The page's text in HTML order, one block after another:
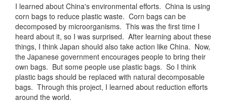
I learned about China's environmental efforts. China is using
corn bags to reduce plastic waste. Corn bags can be
decomposed by microorganisms. This was the first time I
heard about it, so I was surprised. After learning about these
things, I think Japan should also take action like China. Now,
the Japanese government encourages people to bring their
own bags. But some people use plastic bags. So I think
plastic bags should be replaced with natural decomposable
bags. Through this project, I learned about reduction efforts
around the world.